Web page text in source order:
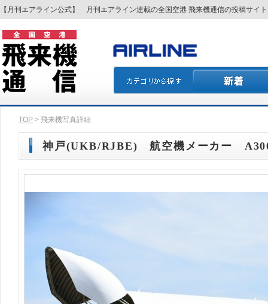
【月刊エアライン公式】 月刊エアライン連載の全国空港 飛来機通信の投稿サイ
TOP > 飛来機写真詳細
神戸(UKB/RJBE) 航空機メーカー